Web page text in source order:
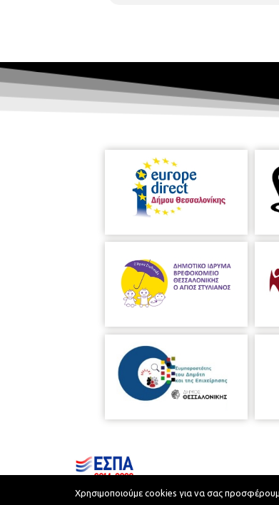
Municipality of Thessaloniki © 2026
Χρησιμοποιούμε cookies για να σας